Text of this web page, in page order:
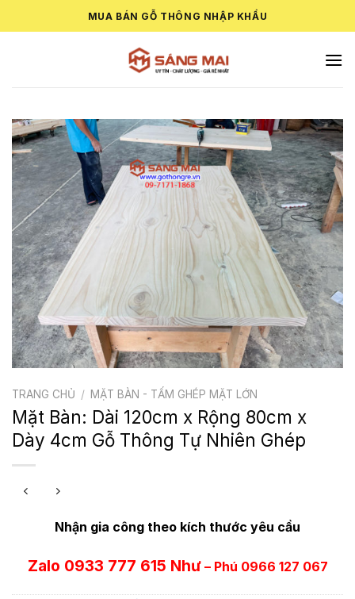
to
MUA BÁN GỖ THÔNG NHẬP KHẨU
TRANG CHỦ / MẶT BÀN - TẤM GHÉP MẶT LỚN
Mặt Bàn: Dài 120cm x Rộng 80cm x
Dày 4cm Gỗ Thông Tự Nhiên Ghép
Nhận gia công theo kích thước yêu cầu
Zalo 0933 777 615 Như– Phú 0966 127 067